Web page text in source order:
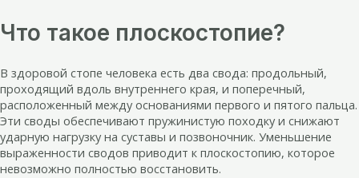
Что такое плоскостопие?
В здоровой стопе человека есть два свода: продольный,
проходящий вдоль внутреннего края, и поперечный,
расположенный между основаниями первого и пятого пальца.
Эти своды обеспечивают пружинистую походку и снижают
ударную нагрузку на суставы и позвоночник. Уменьшение
выраженности сводов приводит к плоскостопию, которое
невозможно полностью восстановить.